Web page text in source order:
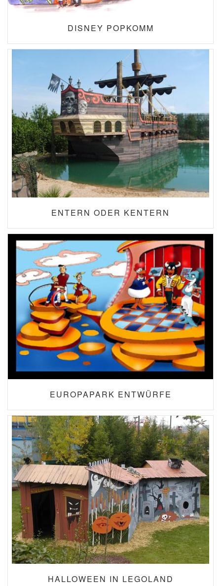
DISNEY POPKOMM
ENTERN ODER KENTERN
EUROPAPARK ENTWÜRFE
HALLOWEEN IN LEGOLAND